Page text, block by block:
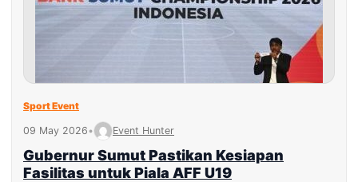
Sport Event
09 May 2026• Event Hunter
Gubernur Sumut Pastikan Kesiapan
Fasilitas untuk Piala AFF U19